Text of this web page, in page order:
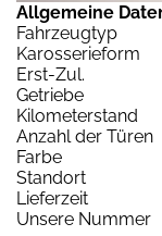
Allgemeine
Fahrzeugtyp
Karosserieform
Erst-Zul.
Getriebe
Kilometerstand
Anzahl der Türen
Farbe
Standort
Lieferzeit
Unsere Nummer